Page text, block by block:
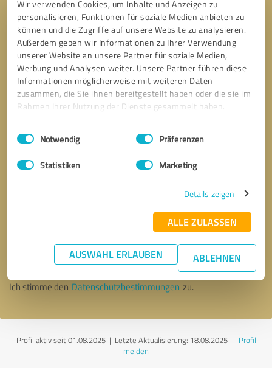
Wir verwenden Cookies, um Inhalte und Anzeigen zu
personalisieren, Funktionen für soziale Medien anbieten zu
können und die Zugriffe auf unsere Website zu analysieren.
Außerdem geben wir Informationen zu Ihrer Verwendung
unserer Website an unsere Partner für soziale Medien,
Werbung und Analysen weiter. Unsere Partner führen diese
Informationen möglicherweise mit weiteren Daten
zusammen, die Sie ihnen bereitgestellt haben oder die sie im
Rahmen Ihrer Nutzung der Dienste gesammelt haben.
Impressum Datenschutzbestimmungen
Einwilligungsauswahl
Notwendig Präferenzen
Statistiken Marketing
Details zeigen
ALLE ZULASSEN
AUSWAHL ERLAUBEN ABLEHNEN
* Erforderliche Angaben
Nachricht senden
Ich stimme den Datenschutzbestimmungen zu.
Profil aktiv seit 01.08.2025 | Letzte Aktualisierung: 18.08.2025| Profil
melden